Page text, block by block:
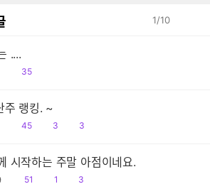
1/10
....
읽
35
주 랭킹. ~
읽
45
공
3
댓
3
시작하는 주말 아점이네요.
읽
51
공1
댓
3